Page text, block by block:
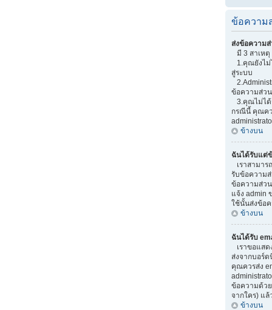
ข้อความ
ส่งข้อความ
มี 3 สาเหตุ
1.คุณยังไม่
สู่ระบบ
ข้อความส่ว
3.คุณไม่ได้
กรณีนี้ คุณคว
ข้างบน
ฉันได้รับแต่
เราสามาร
รับข้อความ
ข้อความส่ว
แจ้ง admin
ใช้นั้นส่งข้อ
ข้างบน
ฉันได้รับ
เราขอแสด
ส่งจากบอร์
คุณควรส่ง
ข้อความด้ว
จากใคร) แล้
ข้างบน